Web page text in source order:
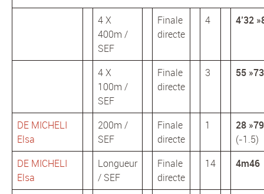
4 X
400m /
SEF
Finale
directe
4 4’32
4 X
100m /
SEF
Finale
directe
3 55 »73
DE MICHELI
Elsa
200m /
SEF
Finale
directe
1
28 »79
(-1.5)
DE MICHELI
Elsa
Longueur
/ SEF
Finale
directe
14 4m46